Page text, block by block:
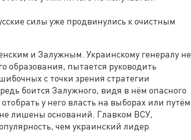
силы уже продвинулись к очистным
и Залужным. Украинскому генералу не
образования, пытается руководить
с точки зрения стратегии
боится Залужного, видя в нём опасного
у него власть на выборах или путём
лишены оснований. Главком ВСУ,
чем украинский лидер.